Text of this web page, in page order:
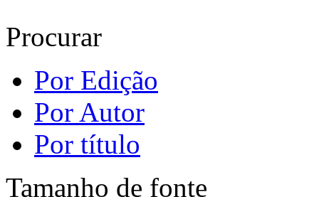
Procurar
Por Edição
Por Autor
Por título
Tamanho de fonte